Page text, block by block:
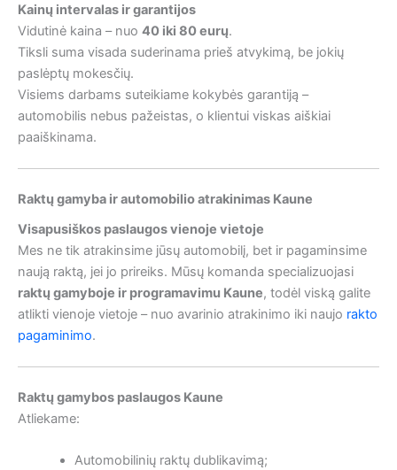
Kainų intervalas ir garantijos
Vidutinė kaina – nuo 40 iki 80 eurų.
Tiksli suma visada suderinama prieš atvykimą, be jokių
paslėptų mokesčių.
Visiems darbams suteikiame kokybės garantiją –
automobilis nebus pažeistas, o klientui viskas aiškiai
paaiškinama.
Raktų gamyba ir automobilio atrakinimas Kaune
Visapusiškos paslaugos vienoje vietoje
Mes ne tik atrakinsime jūsų automobilį, bet ir pagaminsime
naują raktą, jei jo prireiks. Mūsų komanda specializuojasi
raktų gamyboje ir programavimu Kaune, todėl viską galite
atlikti vienoje vietoje – nuo avarinio atrakinimo iki naujo rakto
pagaminimo.
Raktų gamybos paslaugos Kaune
Atliekame:
Automobilinių raktų dublikavimą;